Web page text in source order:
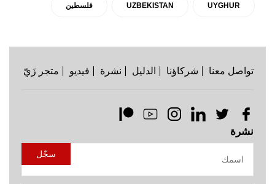
UYGHUR
UZBEKISTAN فلسطين
تواصل معنا شركاؤنا الدليل نشرة فيديو متجر زَيّ
نشرة